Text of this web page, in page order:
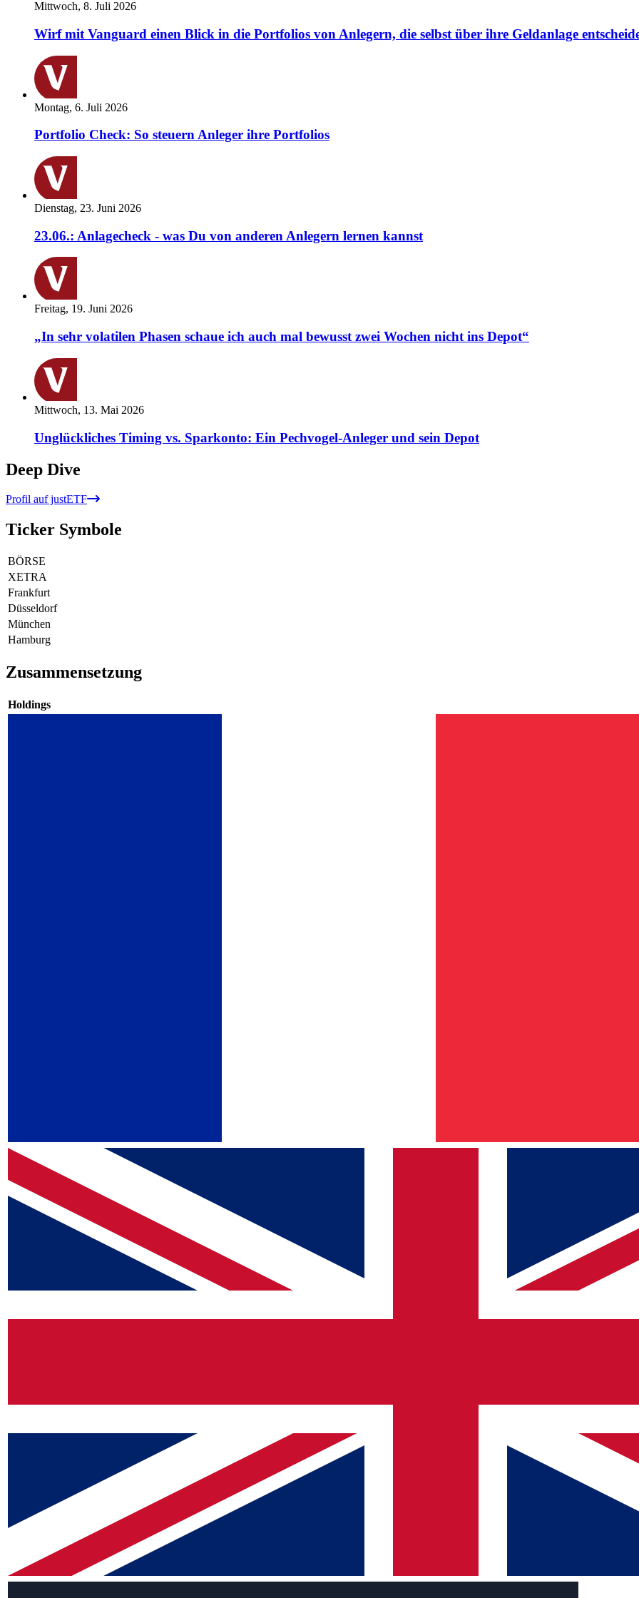
Mittwoch, 8. Juli 2026
Wirf mit Vanguard einen Blick in die Portfolios von Anlegern, die selbst über ihre Geldanlage
Montag, 6. Juli 2026
Portfolio Check: So steuern Anleger ihre Portfolios
Dienstag, 23. Juni 2026
23.06.: Anlagecheck - was Du von anderen Anlegern lernen kannst
Freitag, 19. Juni 2026
„In sehr volatilen Phasen schaue ich auch mal bewusst zwei Wochen nicht ins Depot“
Mittwoch, 13. Mai 2026
Unglückliches Timing vs. Sparkonto: Ein Pechvogel-Anleger und sein Depot
Deep Dive
Profil auf justETF
Ticker Symbole
BÖRSE
XETRA
Frankfurt
Düsseldorf
München
Hamburg
Zusammensetzung
Holdings